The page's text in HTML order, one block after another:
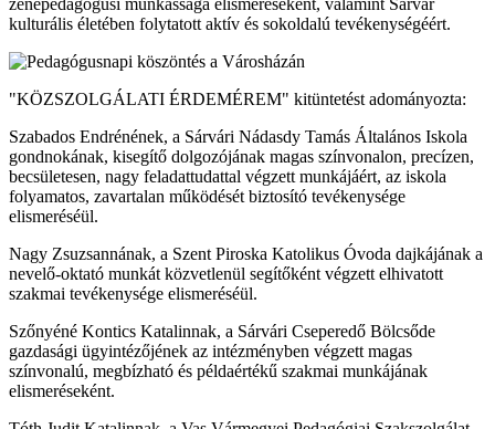
kulturális életében folytatott aktív és sokoldalú tevékenységéért.
"KÖZSZOLGÁLATI ÉRDEMÉREM" kitüntetést adományozta:
Szabados Endrénének, a Sárvári Nádasdy Tamás Általános Iskola
gondnokának, kisegítő dolgozójának magas színvonalon, precízen,
becsületesen, nagy feladattudattal végzett munkájáért, az iskola
folyamatos, zavartalan működését biztosító tevékenysége
elismeréséül.
Nagy Zsuzsannának, a Szent Piroska Katolikus Óvoda dajkájának a
nevelő-oktató munkát közvetlenül segítőként végzett elhivatott
szakmai tevékenysége elismeréséül.
Szőnyéné Kontics Katalinnak, a Sárvári Cseperedő Bölcsőde
gazdasági ügyintézőjének az intézményben végzett magas
színvonalú, megbízható és példaértékű szakmai munkájának
elismeréseként.